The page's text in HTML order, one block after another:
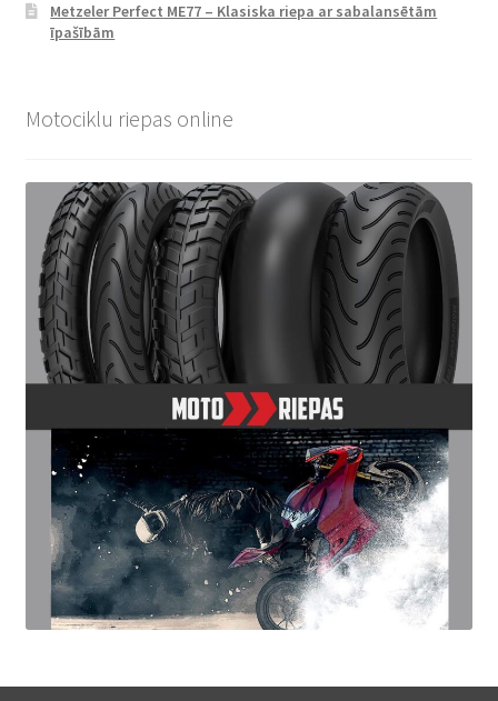
Metzeler Perfect ME77 – Klasiska riepa ar sabalansētām
īpašībām
Motociklu riepas online